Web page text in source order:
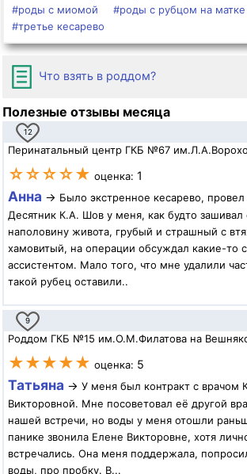
#роды с миомой
#роды с рубцом на матке
#третье кесарево
Что взять в роддом?
Полезные отзывы месяца
12
Перинатальный центр ГКБ №67
☆☆☆☆★ оценка: 1
Анна → Было экстренное кесарево,
Десятник К.А. Шов у меня, как будто
наполовину живота, грубый и страшный с
хамовитый, на операции обсуждал какие-то
ассистентом. Мало того, что мне удалили
такой рубец оставили..
9
Роддом ГКБ №15 им.О.М.Филатова на
★★★★★ оценка: 5
Татьяна → У меня был контракт с врачом
Викторовной. Мне посоветовал её другой
нашей встречи, но воды у меня отошли
панике звонила Елене Викторовне, хотя
встречались. Она меня поддержала,
воды, про пробку. В...